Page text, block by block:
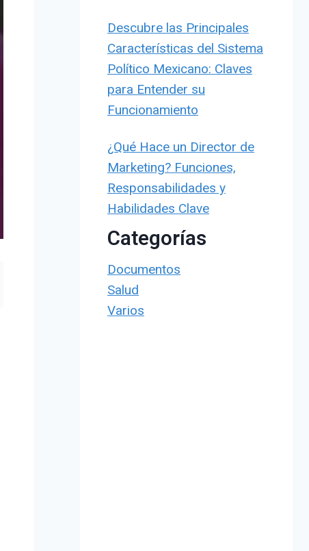
Descubre las Principales
Características del Sistema
Político Mexicano: Claves
para Entender su
Funcionamiento
¿Qué Hace un Director de
Marketing? Funciones,
Responsabilidades y
Habilidades Clave
Categorías
Documentos
Salud
Varios